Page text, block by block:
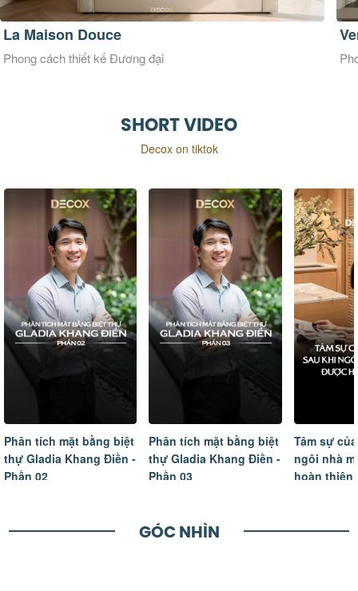
La Maison Douce
Phong cách thiết kế Đương đại
SHORT VIDEO
Decox on tiktok
Phân tích mặt bằng biệt
thự Gladia Khang Điền -
Phần 02
Phân tích mặt bằng biệt
thự Gladia Khang Điền -
Phần 03
Tâm sự
ngôi nhà
hoàn thiện
GÓC NHÌN